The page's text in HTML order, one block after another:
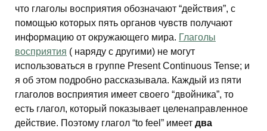
что глаголы восприятия обозначают “действия”, с
помощью которых пять органов чувств получают
информацию от окружающего мира. Глаголы
восприятия ( наряду с другими) не могут
использоваться в группе Present Continuous Tense; и
я об этом подробно рассказывала. Каждый из пяти
глаголов восприятия имеет своего “двойника”, то
есть глагол, который показывает целенаправленное
действие. Поэтому глагол “to feel” имеет два